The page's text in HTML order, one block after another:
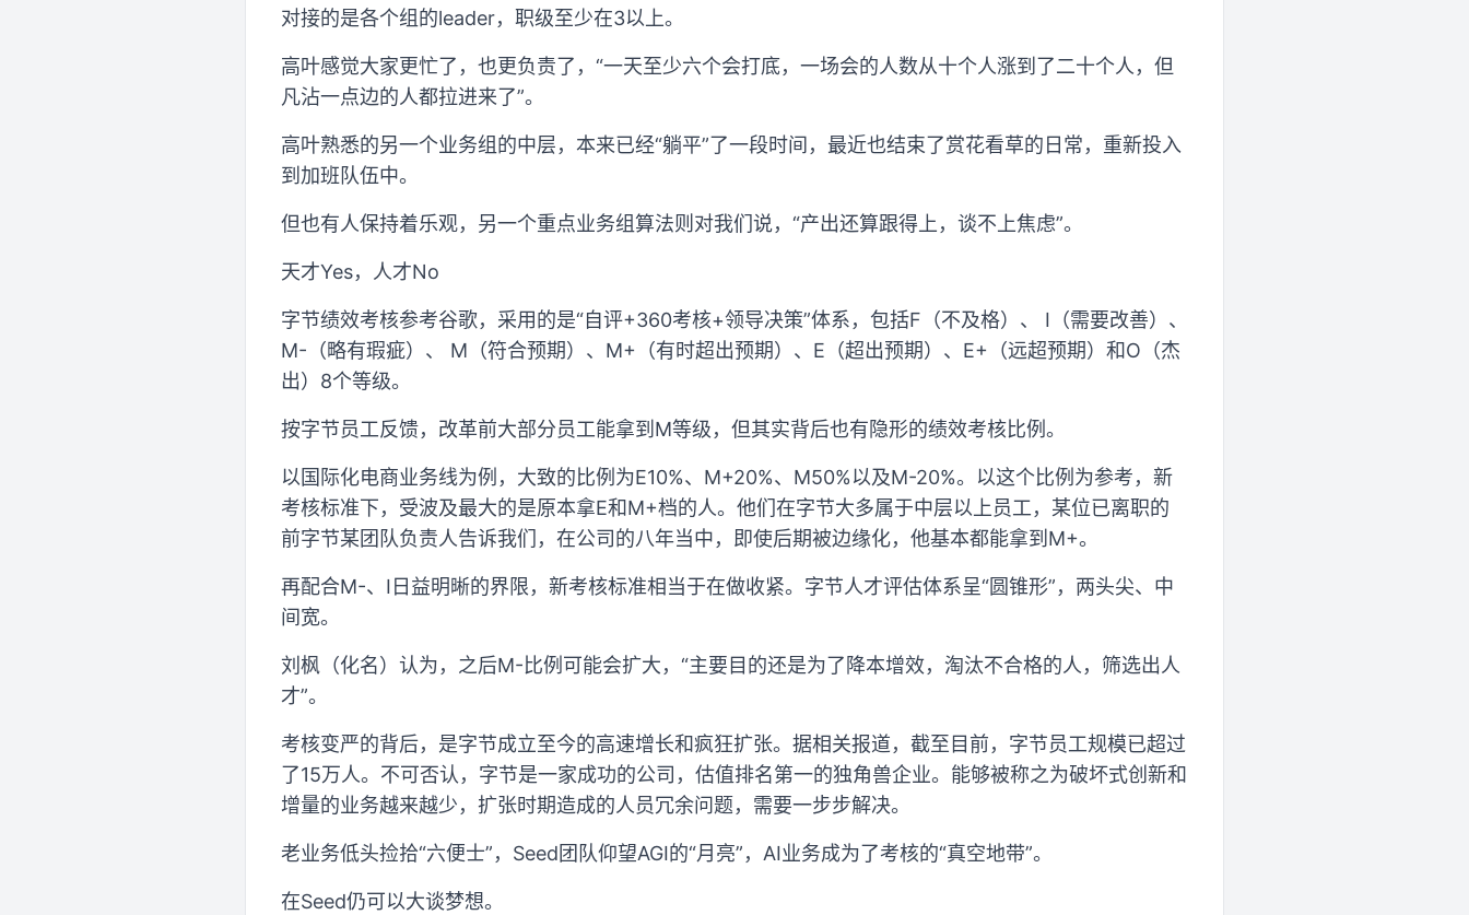
对接的是各个组的leader，职级至少在3以上。
高叶感觉大家更忙了，也更负责了，“一天至少六个会打底，一场会的人数从十个人涨到了二十个人，但
凡沾一点边的人都拉进来了”。
高叶熟悉的另一个业务组的中层，本来已经“躺平”了一段时间，最近也结束了赏花看草的日常，重新投入
到加班队伍中。
但也有人保持着乐观，另一个重点业务组算法则对我们说，“产出还算跟得上，谈不上焦虑”。
天才Yes，人才No
字节绩效考核参考谷歌，采用的是“自评+360考核+领导决策”体系，包括F（不及格）、 I（需要改善）、
M-（略有瑕疵）、 M（符合预期）、M+（有时超出预期）、E（超出预期）、E+（远超预期）和O（杰
出）8个等级。
按字节员工反馈，改革前大部分员工能拿到M等级，但其实背后也有隐形的绩效考核比例。
以国际化电商业务线为例，大致的比例为E10%、M+20%、M50%以及M-20%。以这个比例为参考，新
考核标准下，受波及最大的是原本拿E和M+档的人。他们在字节大多属于中层以上员工，某位已离职的
前字节某团队负责人告诉我们，在公司的八年当中，即使后期被边缘化，他基本都能拿到M+。
再配合M-、I日益明晰的界限，新考核标准相当于在做收紧。字节人才评估体系呈“圆锥形”，两头尖、中
间宽。
刘枫（化名）认为，之后M-比例可能会扩大，“主要目的还是为了降本增效，淘汰不合格的人，筛选出人
才”。
考核变严的背后，是字节成立至今的高速增长和疯狂扩张。据相关报道，截至目前，字节员工规模已超过
了15万人。不可否认，字节是一家成功的公司，估值排名第一的独角兽企业。能够被称之为破坏式创新和
增量的业务越来越少，扩张时期造成的人员冗余问题，需要一步步解决。
老业务低头捡拾“六便士”，Seed团队仰望AGI的“月亮”，AI业务成为了考核的“真空地带”。
在Seed仍可以大谈梦想。